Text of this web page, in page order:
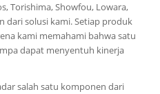
Torishima, Showfou, Lowara,
dari solusi kami. Setiap produk
kami memahami bahwa satu
dapat menyentuh kinerja
salah satu komponen dari